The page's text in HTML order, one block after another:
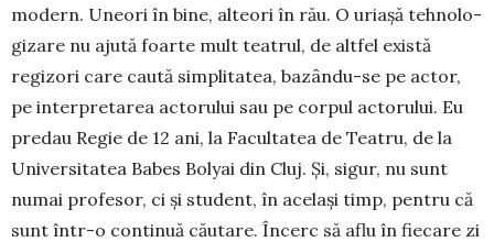
mode­rn. Uneori în bine, alteori în rău. O uriașă tehnolo­
gi­zare nu ajută foarte mult tea­trul, de altfel există
regizori care caută simpli­ta­tea, bazându-se pe actor,
pe interpretarea actoru­lui sau pe corpul ac­to­rului. Eu
pre­dau Regie de 12 ani, la Facultatea de Teatru, de la
Universitatea Babes Bolyai din Cluj. Și, sigur, nu sunt
numai pro­fesor, ci și student, în același timp, pentru că
sunt într-o continuă căutare. Încerc să aflu în fiecare zi